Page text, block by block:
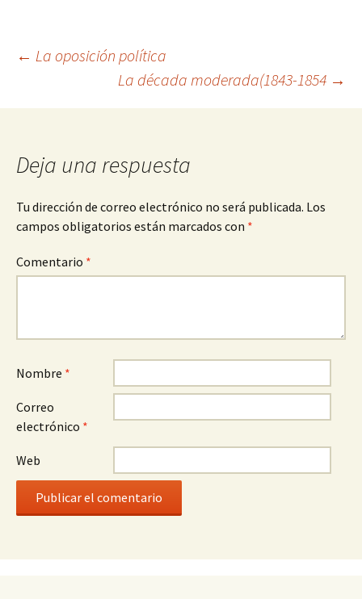
Navegación
de
entradas
← La oposición política
La década moderada(1843-1854 →
Deja una respuesta
Tu dirección de correo electrónico no será publicada. Los
campos obligatorios están marcados con *
Comentario *
Nombre *
Correo
electrónico *
Web